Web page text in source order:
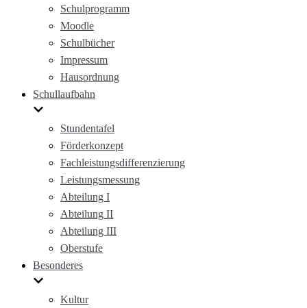
Schulprogramm
Moodle
Schulbücher
Impressum
Hausordnung
Schullaufbahn
Stundentafel
Förderkonzept
Fachleistungsdifferenzierung
Leistungsmessung
Abteilung I
Abteilung II
Abteilung III
Oberstufe
Besonderes
Kultur